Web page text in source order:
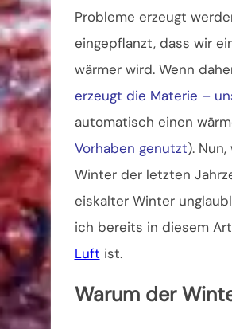
Probleme erzeugt
eingepflanzt, dass wir
wärmer wird. Wenn
erzeugt die Materie –
automatisch einen
Vorhaben genutzt).
Winter der letzten
eiskalter Winter
ich bereits in diesem
Luft ist.
Warum der